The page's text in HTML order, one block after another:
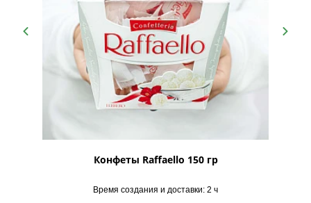
Конфеты Raffaello 150 гр
Время создания и доставки: 2 ч